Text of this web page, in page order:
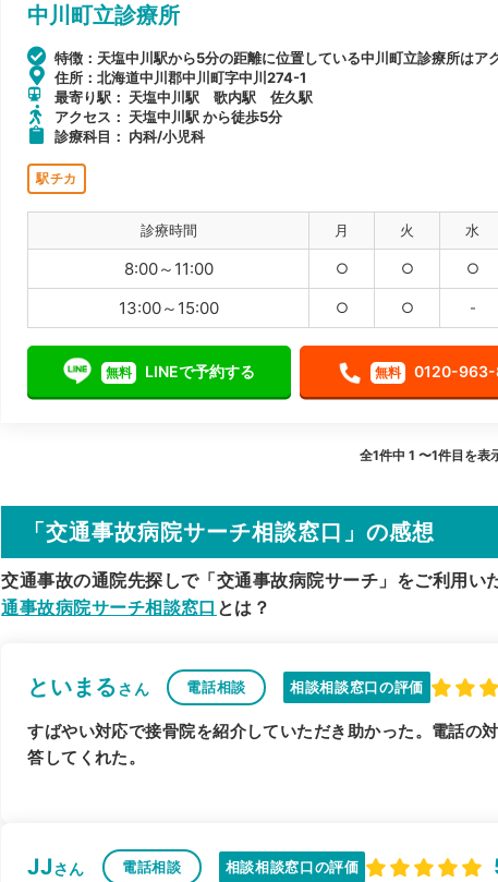
中川町立診療所
特徴：天塩中川駅から5分の距離に位置している中川町立診療所はア
住所：北海道中川郡中川町字中川274-1
最寄り駅： 天塩中川駅 歌内駅 佐久駅
アクセス： 天塩中川駅 から徒歩5分
診療科目： 内科/小児科
駅チカ
診療時間 月 火 水
8:00～11:00 ○ ○ ○
13:00～15:00 ○ ○ -
無料 LINEで予約する 無料 0120-
全1件中 1 〜1件目を表
「交通事故病院サーチ相談窓口」の感想
交通事故の通院先探しで「交通事故病院サーチ」をご利用い
通事故病院サーチ相談窓口 とは？
といまるさん 電話相談 相談相談窓口の評価
すばやい対応で接骨院を紹介していただき助かった。電話の
答してくれた。
JJさん 電話相談 相談相談窓口の評価